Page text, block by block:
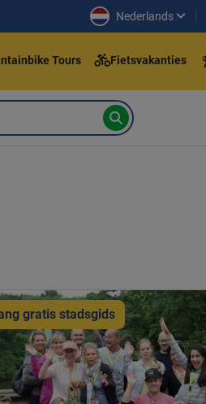
Nederlands
Tours Fietsvakanties
gratis stadsgids